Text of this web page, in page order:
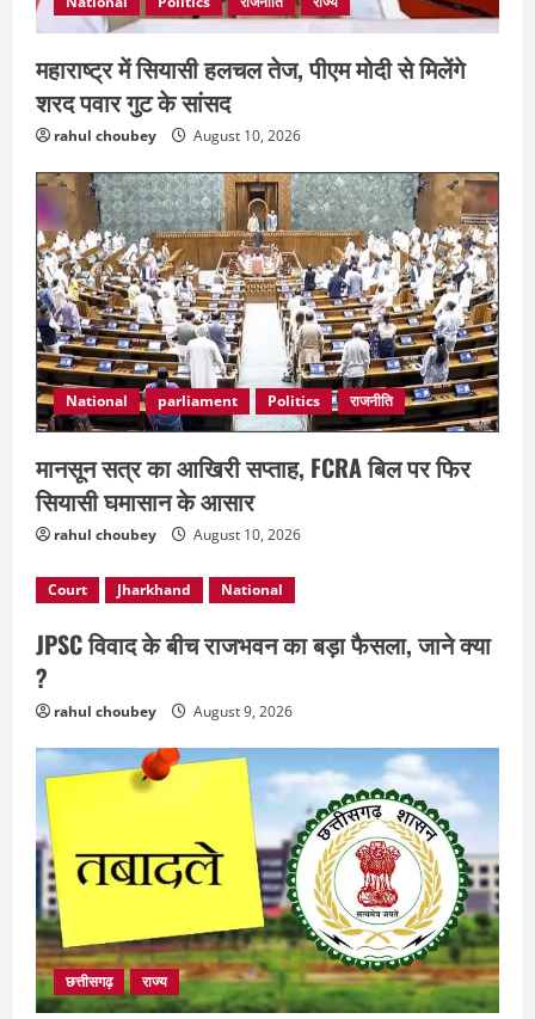
4 August 9, 2026
महाराष्ट्र में सियासी हलचल तेज, पीएम मोदी से मिलेंगे
शरद पवार गुट के सांसद
rahul choubey August 10, 2026
National parliament Politics राजनीति
मानसून सत्र का आखिरी सप्ताह, FCRA बिल पर फिर
सियासी घमासान के आसार
rahul choubey August 10, 2026
Court Jharkhand National
JPSC विवाद के बीच राजभवन का बड़ा फैसला, जाने क्या
?
rahul choubey August 9, 2026
छत्तीसगढ़ राज्य